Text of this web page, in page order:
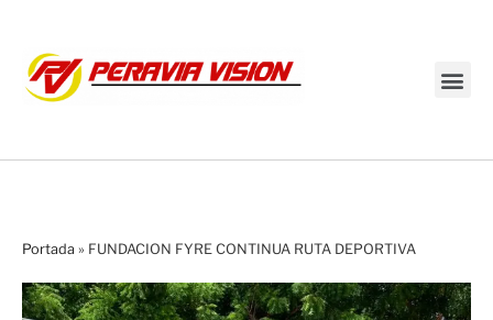
Portada » FUNDACION FYRE CONTINUA RUTA DEPORTIVA